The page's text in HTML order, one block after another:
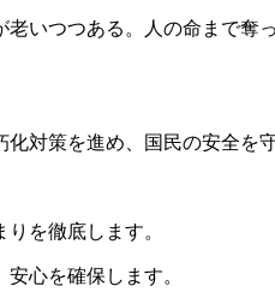
いつつある。人の命まで奪
対策を進め、国民の安全を守
を徹底します。
心を確保します。